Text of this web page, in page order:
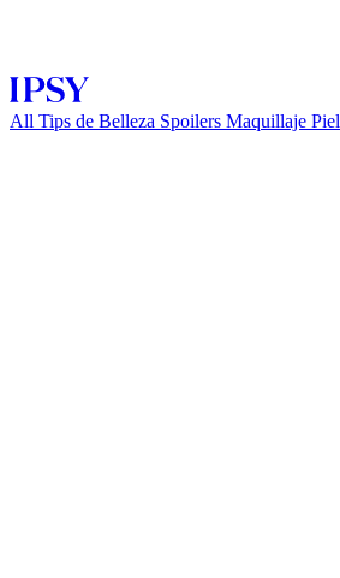
All Tips de Belleza Spoilers Maquillaje Piel